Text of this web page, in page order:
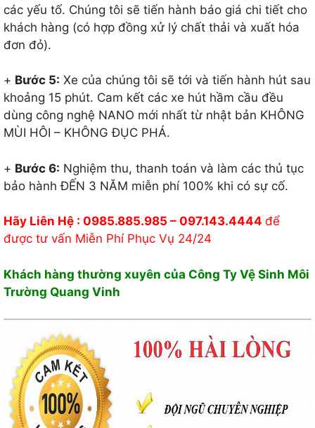
các yếu tố. Chúng tôi sẽ tiến hành báo giá chi tiết cho
khách hàng (có hợp đồng xử lý chất thải và xuất hóa
đơn đỏ).
+ Bước 5: Xe của chúng tôi sẽ tới và tiến hành hút sau
khoảng 15 phút. Cam kết các xe hút hầm cầu đều
dùng công nghệ NANO mới nhất từ nhật bản KHÔNG
MÙI HÔI – KHÔNG ĐỤC PHÁ.
+ Bước 6: Nghiệm thu, thanh toán và làm các thủ tục
bảo hành ĐẾN 3 NĂM miễn phí 100% khi có sự cố.
Hãy Liên Hệ : 0985.885.985 – 097.143.4444 để
được tư vấn Miễn Phí Phục Vụ 24/24
Khách hàng thường xuyên của Công Ty Vệ Sinh Môi
Trường Quang Vinh